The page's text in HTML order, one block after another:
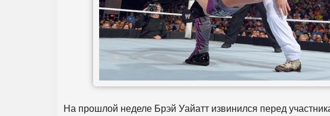
На прошлой неделе Брэй Уайатт извинился перед